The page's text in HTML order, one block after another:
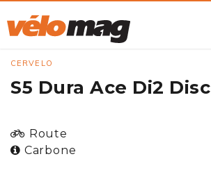
CERVELO
S5 Dura Ace Di2 Disc
Route
Carbone